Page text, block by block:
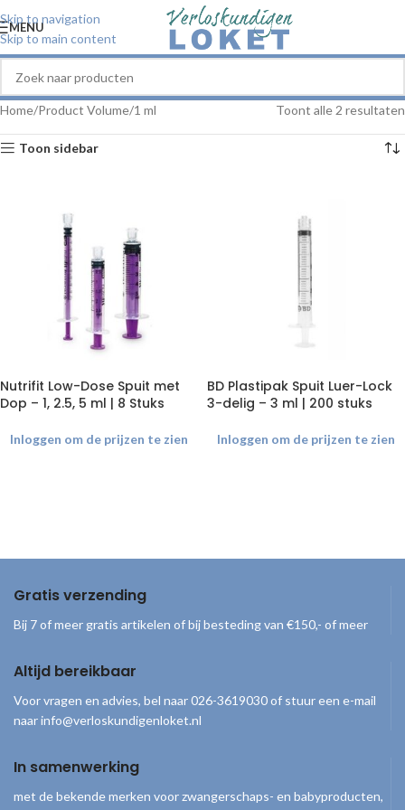
Skip to navigation
Skip to main content
MENU
Home Product Volume 1 ml Toont alle 2 resultaten
Toon sidebar
Nutrifit Low-Dose Spuit met
Dop – 1, 2.5, 5 ml | 8 Stuks
Inloggen om de prijzen te zien
BD Plastipak Spuit Luer-Lock
3-delig – 3 ml | 200 stuks
Inloggen om de prijzen te zien
Gratis verzending
Bij 7 of meer gratis artikelen of bij besteding van €150,- of meer
Altijd bereikbaar
Voor vragen en advies, bel naar 026-3619030 of stuur een e-mail
naar info@verloskundigenloket.nl
In samenwerking
met de bekende merken voor zwangerschaps- en babyproducten,